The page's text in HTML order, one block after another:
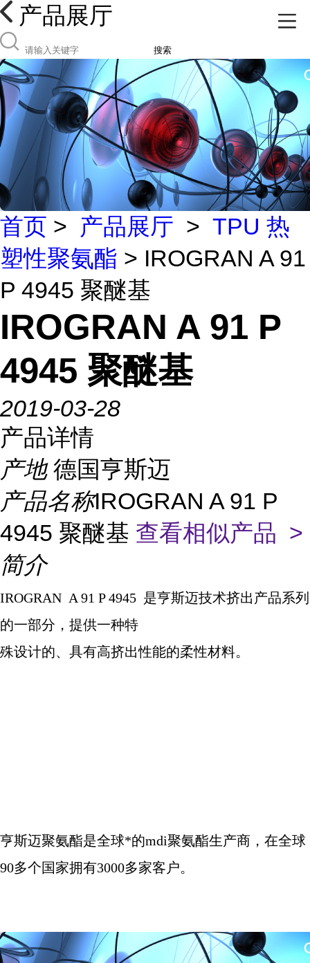
产品展厅
搜索
首页 > 产品展厅 > TPU 热
塑性聚氨酯 > IROGRAN A 91
P 4945 聚醚基
IROGRAN A 91 P
4945 聚醚基
2019-03-28
产品详情
产地 德国亨斯迈
产品名称IROGRAN A 91 P
4945 聚醚基 查看相似产品 >
简介
IROGRAN A 91 P 4945 是亨斯迈技术挤出产品系列
的一部分，提供一种特
殊设计的、具有高挤出性能的柔性材料。
亨斯迈聚氨酯是全球*的mdi聚氨酯生产商，在全球
90多个国家拥有3000多家客户。